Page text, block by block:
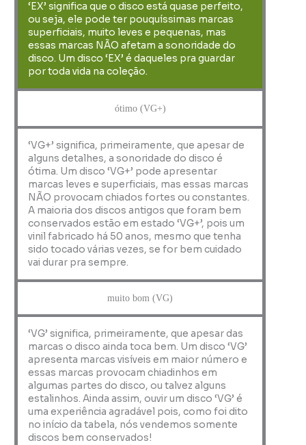
‘EX’ significa que o disco está quase perfeito,
ou seja, ele pode ter pouquíssimas marcas
superficiais, muito leves e pequenas, mas
essas marcas NÃO afetam a sonoridade do
disco. Um disco ‘EX’ é daqueles pra guardar
por toda vida na coleção.
ótimo (VG+)
‘VG+’ significa, primeiramente, que apesar de
alguns detalhes, a sonoridade do disco é
ótima. Um disco ‘VG+’ pode apresentar
marcas leves e superficiais, mas essas marcas
NÃO provocam chiados fortes ou constantes.
A maioria dos discos antigos que foram bem
conservados estão em estado ‘VG+’, pois um
vinil fabricado há 50 anos, mesmo que tenha
sido tocado várias vezes, se for bem cuidado
vai durar pra sempre.
muito bom (VG)
‘VG’ significa, primeiramente, que apesar das
marcas o disco ainda toca bem. Um disco ‘VG’
apresenta marcas visíveis em maior número e
essas marcas provocam chiadinhos em
algumas partes do disco, ou talvez alguns
estalinhos. Ainda assim, ouvir um disco ‘VG’ é
uma experiência agradável pois, como foi dito
no início da tabela, nós vendemos somente
discos bem conservados!